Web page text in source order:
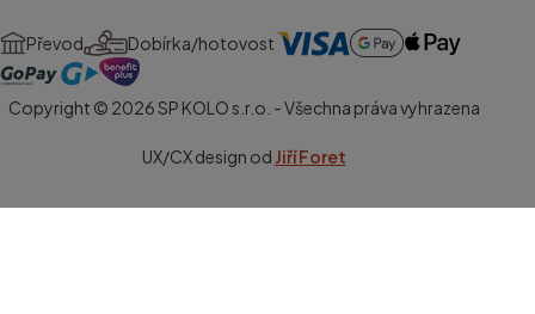
Převod Dobírka/hotovost
Copyright © 2026 SP KOLO s.r.o. - Všechna práva vyhrazena
UX/CX design od Jiří Foret